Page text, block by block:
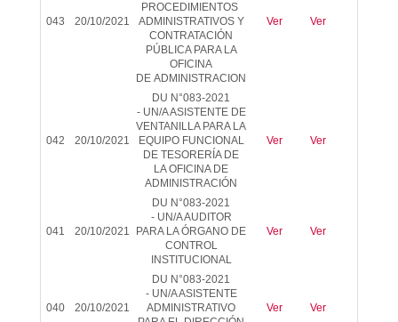
043 20/10/2021
PROCEDIMIENTOS
ADMINISTRATIVOS Y
CONTRATACIÓN
PÚBLICA PARA LA
OFICINA
DE ADMINISTRACION
Ver Ver
042 20/10/2021
DU N°083-2021
- UN/A ASISTENTE DE
VENTANILLA PARA LA
EQUIPO FUNCIONAL
DE TESORERÍA DE
LA OFICINA DE
ADMINISTRACIÓN
Ver Ver
041 20/10/2021
DU N°083-2021
- UN/A AUDITOR
PARA LA ÓRGANO DE
CONTROL
INSTITUCIONAL
Ver Ver
040 20/10/2021
DU N°083-2021
- UN/A ASISTENTE
ADMINISTRATIVO
Ver Ver